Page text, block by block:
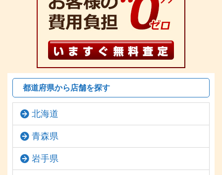
都道府県から店舗を探す
北海道
青森県
岩手県